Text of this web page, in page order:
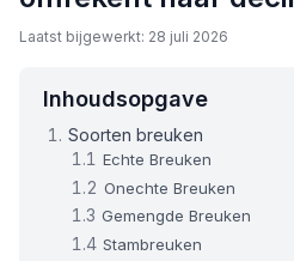
Laatst bijgewerkt: 28 juli 2026
Inhoudsopgave
Soorten breuken
Echte Breuken
Onechte Breuken
Gemengde Breuken
Stambreuken